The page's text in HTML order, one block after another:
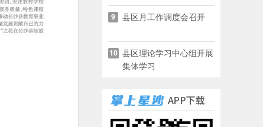
沙县第十五次党代会精神
9 县区月工作调度会召开
10 县区理论学习中心组开展
集体学习